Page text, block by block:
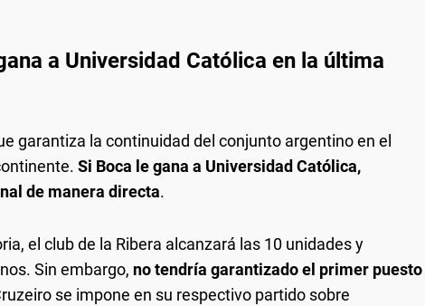
a Universidad Católica en la última
garantiza la continuidad del conjunto argentino en el
Si Boca le gana a Universidad Católica,
de manera directa.
el club de la Ribera alcanzará las 10 unidades y
Sin embargo, no tendría garantizado el primer puesto
se impone en su respectivo partido sobre